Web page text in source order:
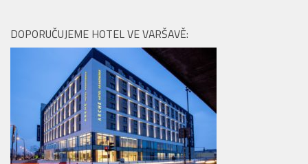
DOPORUČUJEME HOTEL VE VARŠAVĚ: